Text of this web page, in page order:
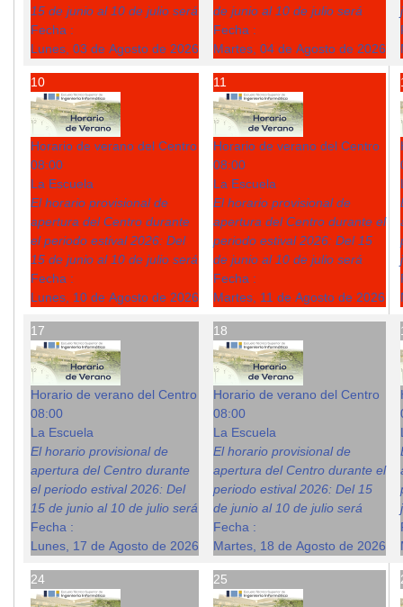
15 de junio al 10 de julio será
Fecha :
Lunes, 03 de Agosto de 2026
de junio al 10 de julio será
Fecha :
Martes, 04 de Agosto de 2026
10
Horario de verano del Centro
08:00
La Escuela
El horario provisional de
apertura del Centro durante
el periodo estival 2026: Del
15 de junio al 10 de julio será
Fecha :
Lunes, 10 de Agosto de 2026
11
Horario de verano del Centro
08:00
La Escuela
El horario provisional de
apertura del Centro durante el
periodo estival 2026: Del 15
de junio al 10 de julio será
Fecha :
Martes, 11 de Agosto de 2026
17
Horario de verano del Centro
08:00
La Escuela
El horario provisional de
apertura del Centro durante
el periodo estival 2026: Del
15 de junio al 10 de julio será
Fecha :
Lunes, 17 de Agosto de 2026
18
Horario de verano del Centro
08:00
La Escuela
El horario provisional de
apertura del Centro durante el
periodo estival 2026: Del 15
de junio al 10 de julio será
Fecha :
Martes, 18 de Agosto de 2026
24 25